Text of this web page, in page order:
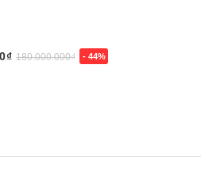
180.000.000₫ - 44%